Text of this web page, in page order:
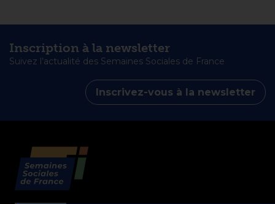
Inscription à la newsletter
Suivez l’actualité des Semaines Sociales de France
Inscrivez-vous à la newsletter